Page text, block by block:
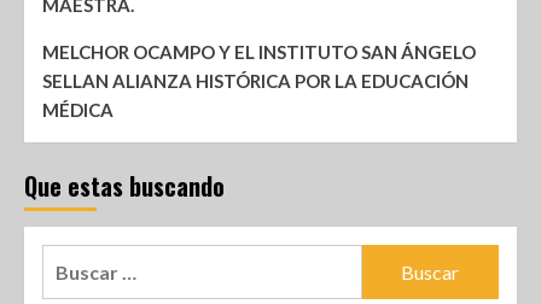
MAESTRA.
MELCHOR OCAMPO Y EL INSTITUTO SAN ÁNGELO
SELLAN ALIANZA HISTÓRICA POR LA EDUCACIÓN
MÉDICA
Que estas buscando